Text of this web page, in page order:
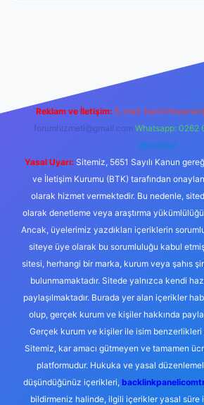
Reklam ve İletişim: E-mail:
forumhizmeti@gmail.com Whatsapp: 0262
@karabul
Yasal Uyarı: Sitemiz, 5651 Sayılı Kanun
ve İletişim Kurumu (BTK) tarafından
olarak hizmet vermektedir. Bu nedenle,
olarak denetleme veya araştırma
Ancak, üyelerimiz yazdıkları içeriklerin
siteye üye olarak bu sorumluluğu kabul
sitesi, herhangi bir marka, kurum veya şahıs
bulunmamaktadır. Sitede yalnızca kendi
paylaşılmaktadır. Burada yer alan içerikler
olup, gerçek kurum ve kişiler hakkında
Gerçek kurum ve kişiler ile isim
Sitemiz, kar amacı gütmeyen ve tamamen
platformudur. Hukuka ve yasal
düşündüğünüz içerikleri,
bildirmeniz halinde, ilgili içerikler yasal süre